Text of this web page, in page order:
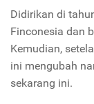
Didirikan di
Finconesia dan
Kemudian,
ini mengubah
sekarang ini.